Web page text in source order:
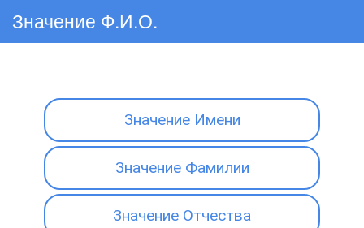
Значение Ф.И.О.
Значение Имени
Значение Фамилии
Значение Отчества